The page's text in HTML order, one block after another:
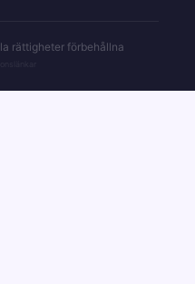
rättigheter förbehållna